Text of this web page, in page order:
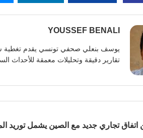
YOUSSEF BENALI
تقارير دقيقة وتحليلات معمقة للأحداث
تجاري جديد مع الصين يشمل توريد